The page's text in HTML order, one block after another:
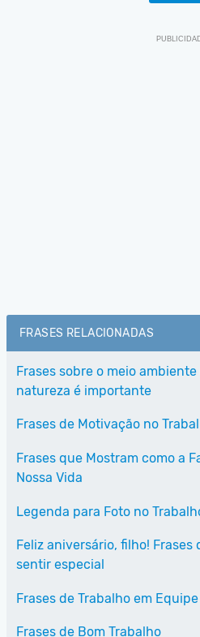
FRASES RELACIONADAS
Frases sobre o meio
natureza é importante
Frases de Motivação no
Frases que Mostram como a
Nossa Vida
Legenda para Foto no
Feliz aniversário, filho! Frases
sentir especial
Frases de Trabalho em Equipe
Frases de Bom Trabalho